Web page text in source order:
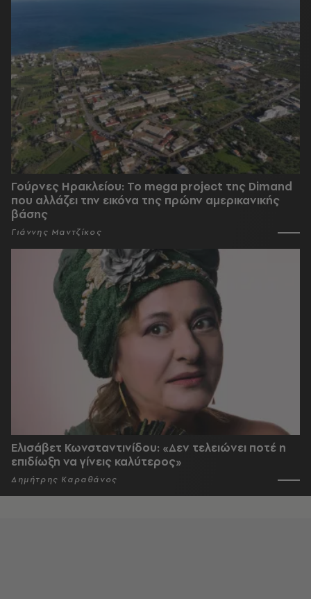
Γούρνες Ηρακλείου: To mega project της Dimand
που αλλάζει την εικόνα της πρώην αμερικανικής
βάσης
Γιάννης Μαντζίκος
Ελισάβετ Κωνσταντινίδου: «Δεν τελειώνει ποτέ η
επιδίωξη να γίνεις καλύτερος»
Δημήτρης Καραθάνος